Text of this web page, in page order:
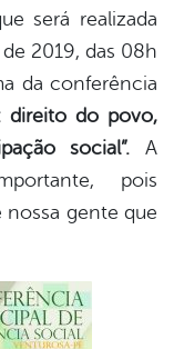
será realizada
2019, das 08h
da conferência
direito do povo,
social”. A
pois
gente que